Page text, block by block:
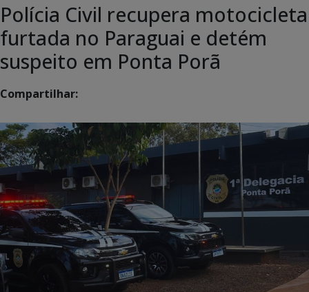
Polícia Civil recupera motocicleta
furtada no Paraguai e detém
suspeito em Ponta Porã
Compartilhar: